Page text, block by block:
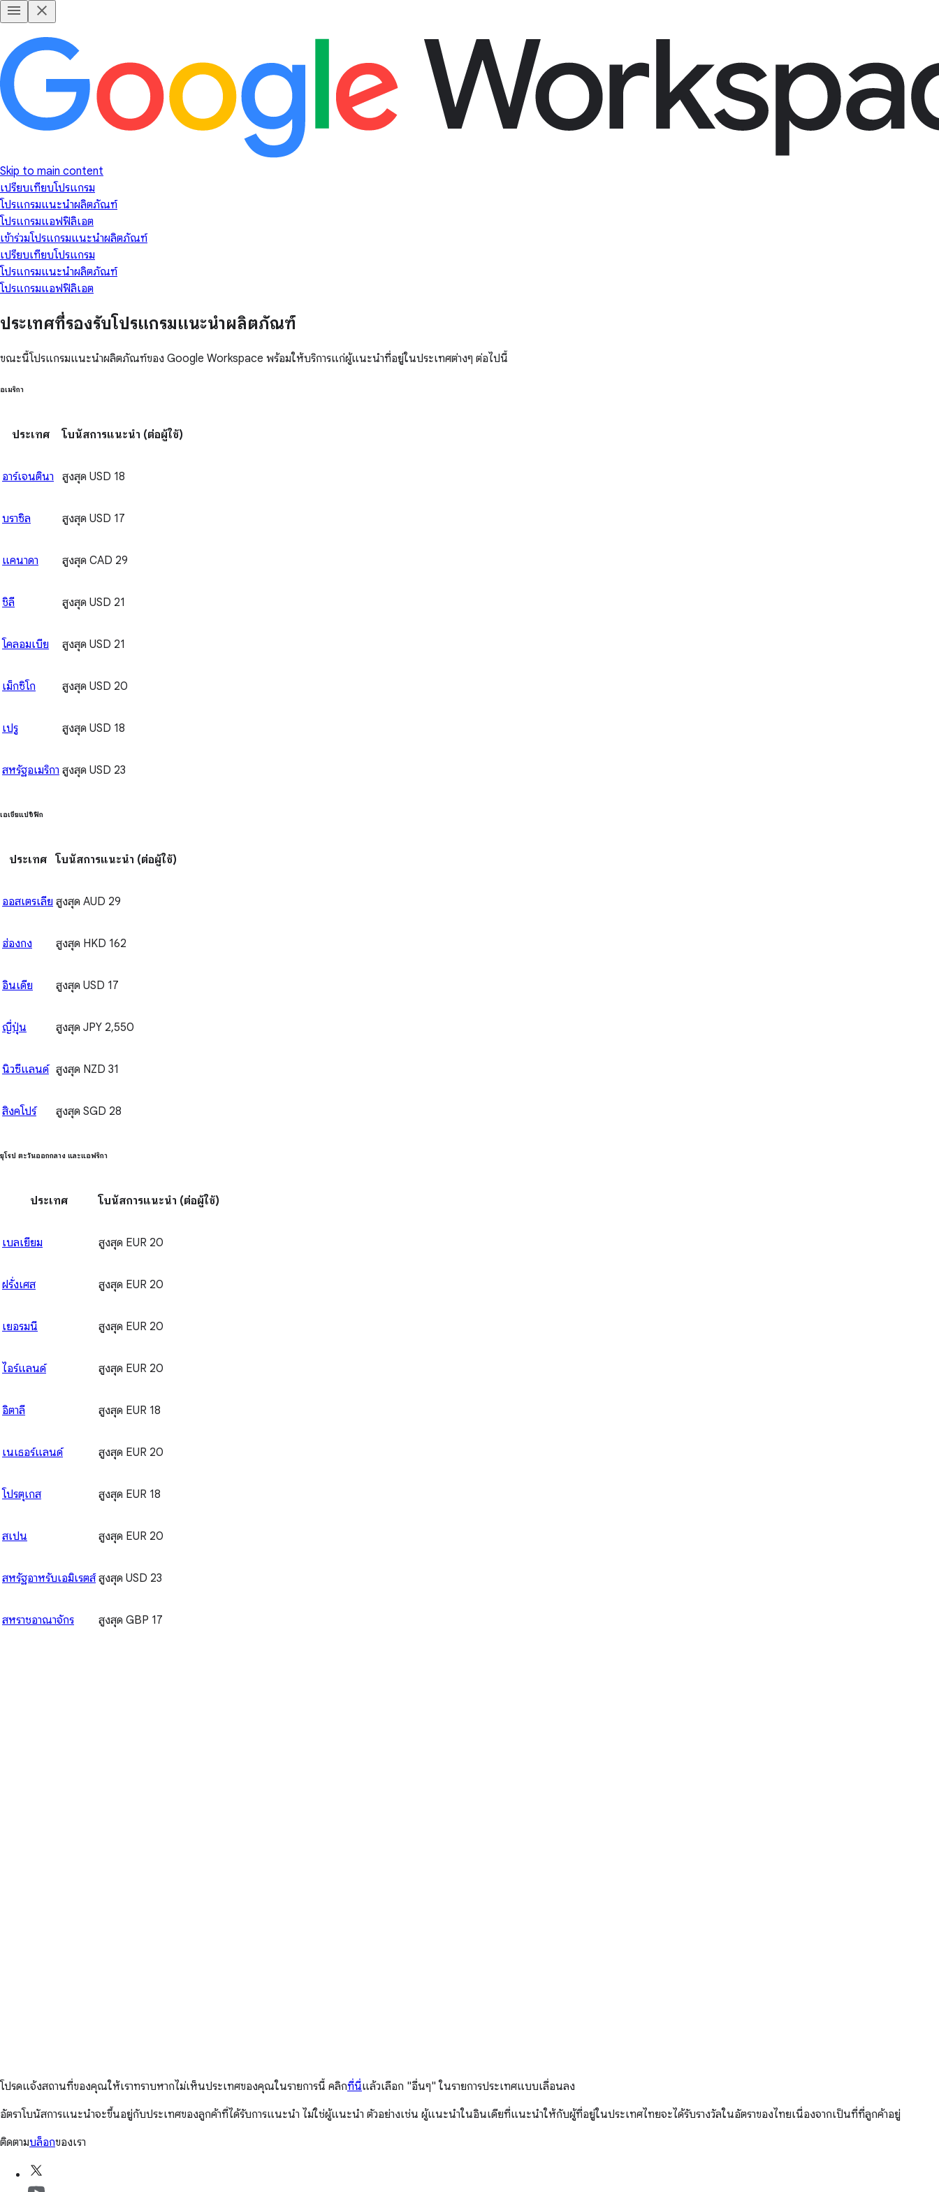
Skip to main content
เปรียบเทียบโปรแกรม
โปรแกรมแนะนำผลิตภัณฑ์
โปรแกรมแอฟฟิลิเอต
เข้าร่วมโปรแกรมแนะนำผลิตภัณฑ์
เปรียบเทียบโปรแกรม
โปรแกรมแนะนำผลิตภัณฑ์
โปรแกรมแอฟฟิลิเอต
ประเทศที่รองรับโปรแกรมแนะนำผลิตภัณฑ์
ขณะนี้โปรแกรมแนะนำผลิตภัณฑ์ของ Google Workspace พร้อมให้บริการแก่ผู้แนะนำที่อยู่ในประเทศต่างๆ ต่อไปนี้
อเมริกา
ประเทศ โบนัสการแนะนำ (ต่อผู้ใช้)
อาร์เจนตินา สูงสุด USD 18
บราซิล สูงสุด USD 17
แคนาดา สูงสุด CAD 29
ชิลี สูงสุด USD 21
โคลอมเบีย สูงสุด USD 21
เม็กซิโก สูงสุด USD 20
เปรู สูงสุด USD 18
สหรัฐอเมริกา สูงสุด USD 23
เอเชียแปซิฟิก
ประเทศ โบนัสการแนะนำ (ต่อผู้ใช้)
ออสเตรเลีย สูงสุด AUD 29
ฮ่องกง สูงสุด HKD 162
อินเดีย สูงสุด USD 17
ญี่ปุ่น สูงสุด JPY 2,550
นิวซีแลนด์ สูงสุด NZD 31
สิงคโปร์ สูงสุด SGD 28
ยุโรป ตะวันออกกลาง และแอฟริกา
ประเทศ โบนัสการแนะนำ (ต่อผู้ใช้)
เบลเยียม สูงสุด EUR 20
ฝรั่งเศส สูงสุด EUR 20
เยอรมนี สูงสุด EUR 20
ไอร์แลนด์ สูงสุด EUR 20
อิตาลี สูงสุด EUR 18
เนเธอร์แลนด์ สูงสุด EUR 20
โปรตุเกส สูงสุด EUR 18
สเปน สูงสุด EUR 20
สหรัฐอาหรับเอมิเรตส์ สูงสุด USD 23
สหราชอาณาจักร สูงสุด GBP 17
โปรดแจ้งสถานที่ของคุณให้เราทราบหากไม่เห็นประเทศของคุณในรายการนี้ คลิกที่นี่แล้วเลือก "อื่นๆ" ในรายการประเทศแบบเลื่อนลง
อัตราโบนัสการแนะนำจะขึ้นอยู่กับประเทศของลูกค้าที่ได้รับการแนะนำ ไม่ใช่ผู้แนะนำ ตัวอย่างเช่น ผู้แนะนำในอินเดียที่แนะนำให้กับผู้ที่อยู่ในประเทศไทยจะได้รับรางวัลในอัตราของไทยเนื่องจากเป็นที่ที่ลูกค้าอยู่
ติดตามบล็อกของเรา